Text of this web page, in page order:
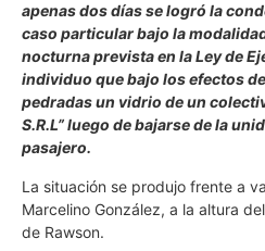
apenas dos días se logró la
caso particular bajo la
nocturna prevista en la Ley de
individuo que bajo los efectos
pedradas un vidrio de un
S.R.L” luego de bajarse de la
pasajero.
La situación se produjo frente a
Marcelino González, a la altura
de Rawson.